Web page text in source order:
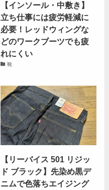
【インソール・中敷き】
立ち仕事には疲労軽減に
必要！レッドウィングな
どのワークブーツでも疲
れにくい
靴
【リーバイス 501 リジッ
ド ブラック】先染め黒デ
ニムで色落ちエイジング